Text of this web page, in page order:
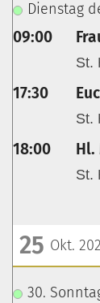
Dienstag
09:00
St.
17:30
St.
18:00 Hl.
St.
25 Okt.
30.